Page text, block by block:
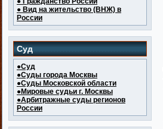
● Вид на жительство (ВНЖ) в
России
Суд
●Суд
●Суды города Москвы
●Суды Московской области
●Мировые судьи г. Москвы
●Арбитражные суды регионов
России